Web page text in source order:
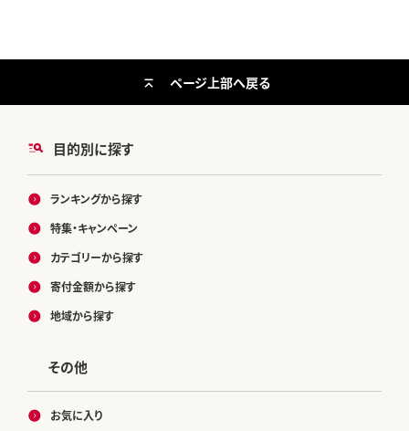
目的別に探す
ランキングから探す
特集・キャンペーン
カテゴリーから探す
寄付金額から探す
地域から探す
その他
お気に入り
ページ上部へ戻る